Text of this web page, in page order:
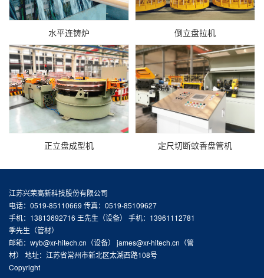
水平连铸炉 倒立盘拉机
正立盘成型机 定尺切断蚊香盘管机
江苏兴荣高新科技股份有限公司
电话：0519-85110669 传真：0519-85109627
手机：13813692716 王先生（设备） 手机：13961112781
季先生（管材）
邮箱：wyb@xr-hitech.cn（设备） james@xr-hitech.cn（管
材） 地址：江苏省常州市新北区太湖西路108号
Copyright